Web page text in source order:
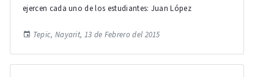
ejercen cada uno de los estudiantes: Juan López
Tepic, Nayarit, 13 de Febrero del 2015